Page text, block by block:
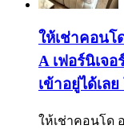
ให้เช่าคอนโ
A เฟอร์นิเจ
เข้าอยู่ได้เล
ให้เช่าคอนโด